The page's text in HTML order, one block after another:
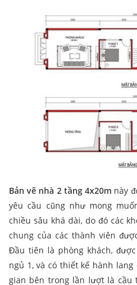
Bản vẽ nhà 2 tầng 4x20m này
yêu cầu cũng như mong
chiều sâu khá dài, do đó các
chung của các thành viên
Đầu tiên là phòng khách,
ngủ 1, và có thiết kế hành
gian bên trong lần lượt là cầu